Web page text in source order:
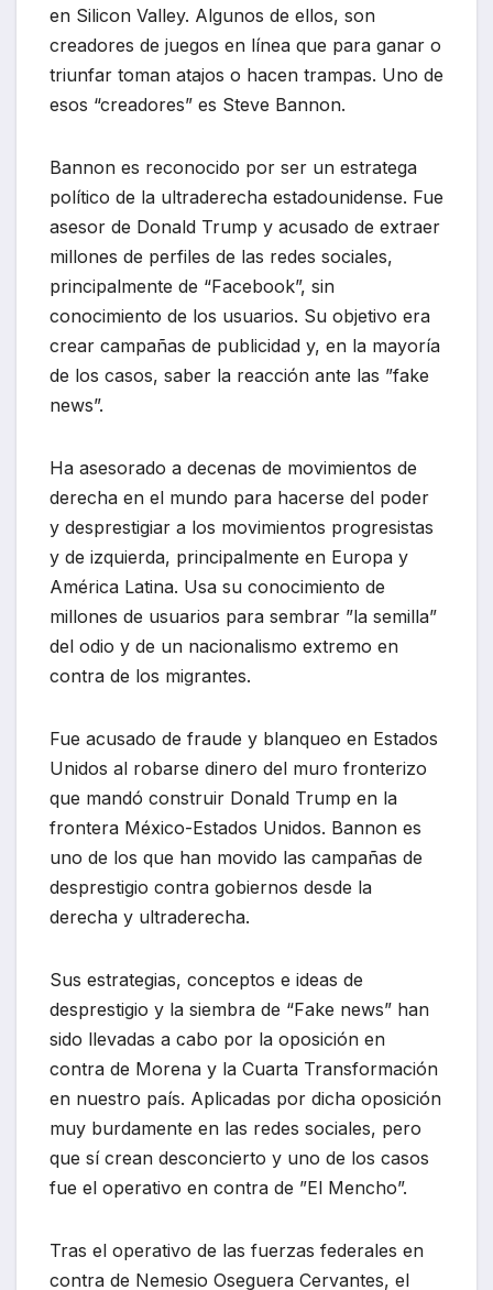
en Silicon Valley. Algunos de ellos, son
creadores de juegos en línea que para ganar o
triunfar toman atajos o hacen trampas. Uno de
esos “creadores” es Steve Bannon.
Bannon es reconocido por ser un estratega
político de la ultraderecha estadounidense. Fue
asesor de Donald Trump y acusado de extraer
millones de perfiles de las redes sociales,
principalmente de “Facebook”, sin
conocimiento de los usuarios. Su objetivo era
crear campañas de publicidad y, en la mayoría
de los casos, saber la reacción ante las ”fake
news”.
Ha asesorado a decenas de movimientos de
derecha en el mundo para hacerse del poder
y desprestigiar a los movimientos progresistas
y de izquierda, principalmente en Europa y
América Latina. Usa su conocimiento de
millones de usuarios para sembrar ”la semilla”
del odio y de un nacionalismo extremo en
contra de los migrantes.
Fue acusado de fraude y blanqueo en Estados
Unidos al robarse dinero del muro fronterizo
que mandó construir Donald Trump en la
frontera México-Estados Unidos. Bannon es
uno de los que han movido las campañas de
desprestigio contra gobiernos desde la
derecha y ultraderecha.
Sus estrategias, conceptos e ideas de
desprestigio y la siembra de “Fake news” han
sido llevadas a cabo por la oposición en
contra de Morena y la Cuarta Transformación
en nuestro país. Aplicadas por dicha oposición
muy burdamente en las redes sociales, pero
que sí crean desconcierto y uno de los casos
fue el operativo en contra de ”El Mencho”.
Tras el operativo de las fuerzas federales en
contra de Nemesio Oseguera Cervantes, el